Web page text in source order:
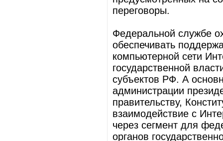
переговоры.
Федеральной службе
обеспечивать
компьютерной сети
государственной
субъектов РФ. А
администрации
правительству,
взаимодействие с
через сегмент для
органов